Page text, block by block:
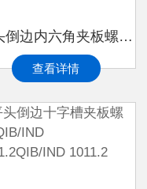
平头倒边内六角夹板螺母 QIB/IND 1013.1QIB/IND 1013.1
查看详情